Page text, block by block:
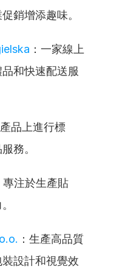
銷增添趣味。
：一家線上
和快速配送服
品上進行標
務。
專注於生產貼
：生產高品質
設計和視覺效